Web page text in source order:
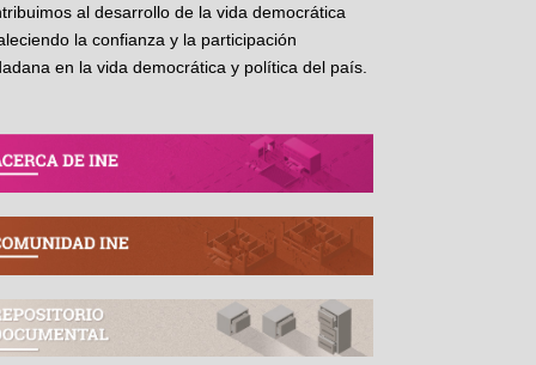
al desarrollo de la vida democrática
la confianza y la participación
en la vida democrática y política del país.